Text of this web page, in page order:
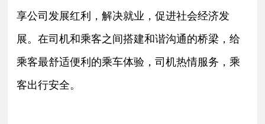
享公司发展红利，解决就业，促进社会经济发
展。在司机和乘客之间搭建和谐沟通的桥梁，给
乘客最舒适便利的乘车体验，司机热情服务，乘
客出行安全。